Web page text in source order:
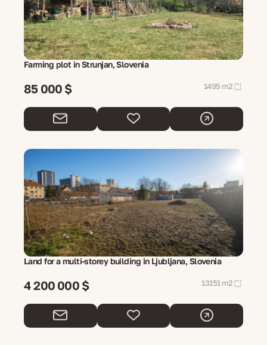
Farming plot in Strunjan, Slovenia
85 000 $ 1495 m2
Land for a multi-storey building in Ljubljana, Slovenia
4 200 000 $ 13151 m2